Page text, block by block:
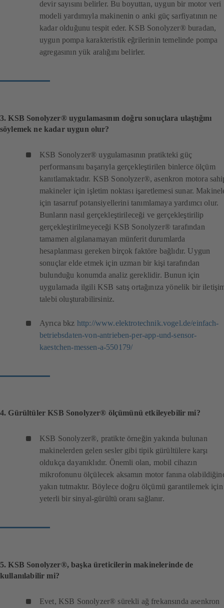
devir sayısını belirler. Bu boyuttan, uygun bir motor veri
modeli yardımıyla makinenin o anki güç sarfiyatının ne
kadar olduğunu tespit eder. KSB Sonolyzer® buradan,
uygun pompa karakteristik eğrilerinin temelinde pompa
agregasının yük aralığını belirler.
3. KSB Sonolyzer® uygulamasının doğru sonuçlara ulaştığını
söylemek ne kadar uygun olur?
KSB Sonolyzer® uygulamasının pratikteki güç
performansını başarıyla gerçekleştirilen binlerce ölçüm
kanıtlamaktadır. KSB Sonolyzer®, asenkron motora
makineler için işletim noktası işaretlemesi sunar.
için tasarruf potansiyellerini tanımlamaya yardımcı olur.
Bunların nasıl gerçekleştirileceği ve gerçekleştirilip
gerçekleştirilmeyeceği KSB Sonolyzer® tarafından
tamamen algılanamayan münferit durumlarda
hesaplanması gereken birçok faktöre bağlıdır. Uygun
sonuçlar elde etmek için uzman bir kişi tarafından
bulunduğu konumda analiz gereklidir. Bunun için
uygulamada ilgili KSB satış ortağınıza yönelik bir
talebi oluşturabilirsiniz.
Ayrıca bkz http://www.elektrotechnik.vogel.de/einfach-
betriebsdaten-von-antrieben-per-app-und-sensor-
kaestchen-messen-a-550179/
e
e
e
a
ç
ı
4. Gürültüler KSB Sonolyzer® ölçümünü etkileyebilir mi?
KSB Sonolyzer®, pratikte örneğin yakında bulunan
makinelerden gelen sesler gibi tipik gürültülere karşı
oldukça dayanıklıdır. Önemli olan, mobil cihazın
mikrofonunu ölçülecek aksamın motor fanına
yakın tutmaktır. Böylece doğru ölçümü garantilemek için
yeterli bir sinyal-gürültü oranı sağlanır.
5. KSB Sonolyzer®, başka üreticilerin makinelerinde de
kullanılabilir mi?
Evet, KSB Sonolyzer® sürekli ağ frekansında asenkron